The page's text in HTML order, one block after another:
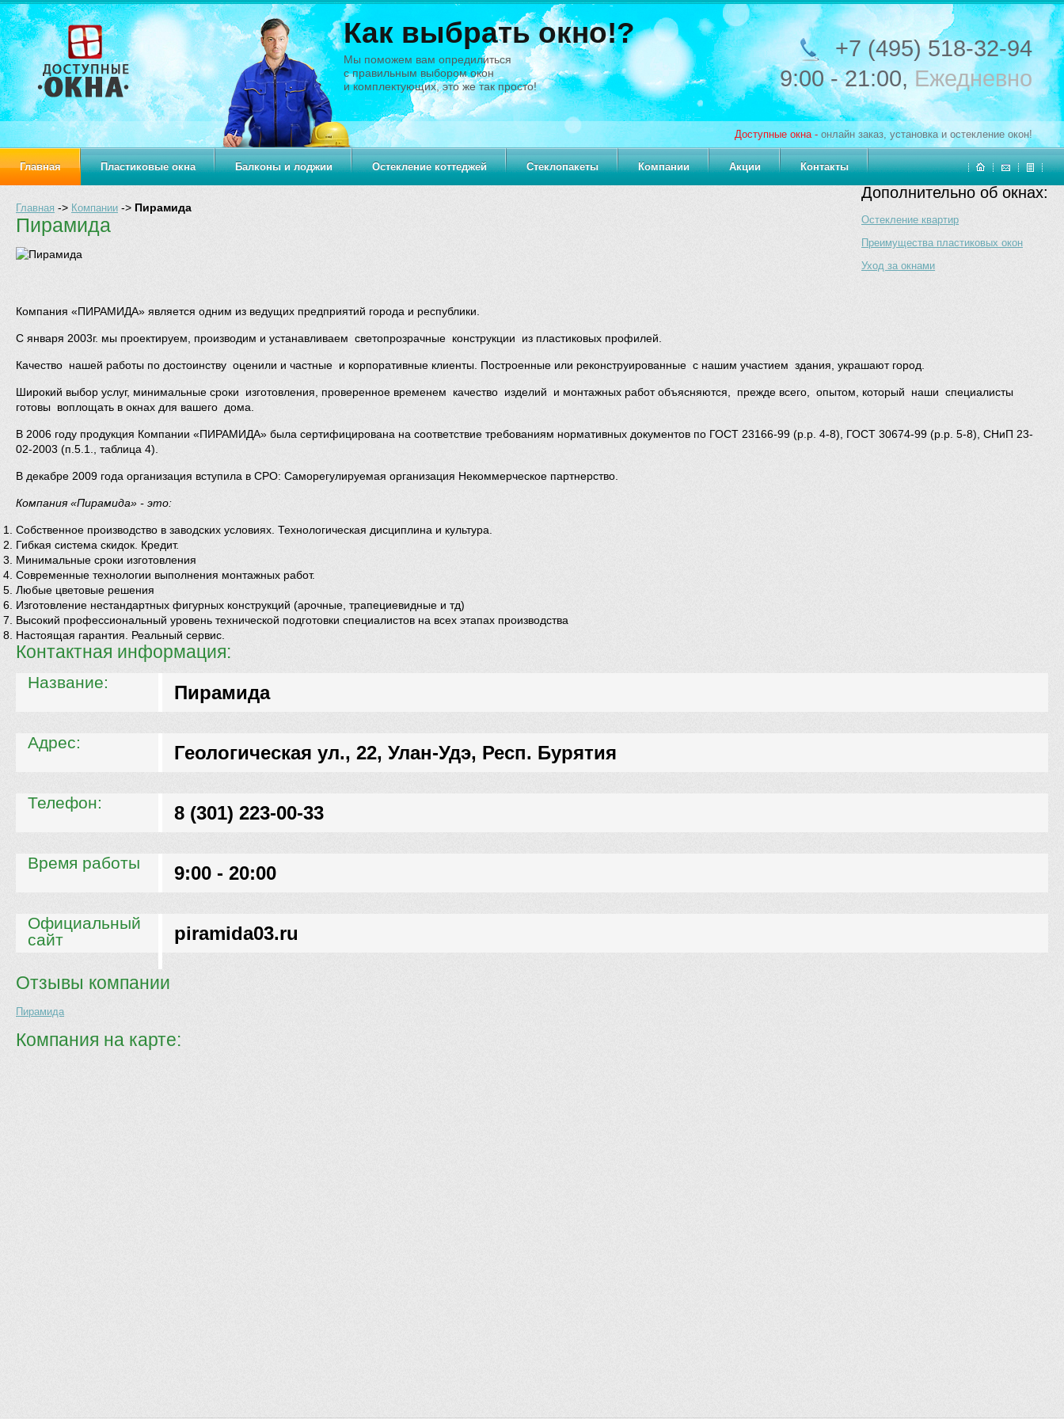
Как выбрать окно!?
Мы поможем вам опредилиться
с правильным выбором окон
и комплектующих, это же так просто!
+7 (495) 518-32-94
9:00 - 21:00,Ежедневно
Доступные окна -онлайн заказ, установка и остекление окон!
Главная Пластиковые окна Балконы и лоджии Остекление коттеджей Стеклопакеты Компании Акции Контакты
На главную
Дополнительно об окнах:
Остекление квартир
Преимущества пластиковых окон
Уход за окнами
Главная -> Компании -> Пирамида
Пирамида
Компания «ПИРАМИДА» является одним из ведущих предприятий города и республики.
С января 2003г. мы проектируем, производим и устанавливаем светопрозрачные конструкции из пластиковых профилей.
Качество нашей работы по достоинству оценили и частные и корпоративные клиенты. Построенные или реконструированные с нашим участием здания, украшают город.
Широкий выбор услуг, минимальные сроки изготовления, проверенное временем качество изделий и монтажных работ объясняются, прежде всего, опытом, который наши специалисты
готовы воплощать в окнах для вашего дома.
В 2006 году продукция Компании «ПИРАМИДА» была сертифицирована на соответствие требованиям нормативных документов по ГОСТ 23166-99 (р.р. 4-8), ГОСТ 30674-99 (р.р. 5-8), СНиП 23-
02-2003 (п.5.1., таблица 4).
В декабре 2009 года организация вступила в СРО: Саморегулируемая организация Некоммерческое партнерство.
Компания «Пирамида» - это:
Собственное производство в заводских условиях. Технологическая дисциплина и культура.
Гибкая система скидок. Кредит.
Минимальные сроки изготовления
Современные технологии выполнения монтажных работ.
Любые цветовые решения
Изготовление нестандартных фигурных конструкций (арочные, трапециевидные и тд)
Высокий профессиональный уровень технической подготовки специалистов на всех этапах производства
Настоящая гарантия. Реальный сервис.
Контактная информация:
Название: Пирамида
Адрес: Геологическая ул., 22, Улан-Удэ, Респ. Бурятия
Телефон: 8 (301) 223-00-33
Время работы 9:00 - 20:00
Официальный
сайт
piramida03.ru
Отзывы компании
Пирамида
Компания на карте: